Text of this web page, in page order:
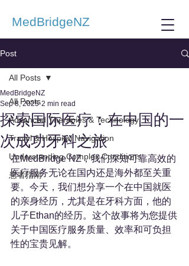
MedBridgeNZ
Post
All Posts
Advanced Therapies & Technology
Travel & Hospital Navigation
Understanding Complex Conditions
患者指南
All Posts
探索国际医疗：在中国的一
次成功牙科之旅
MedBridgeNZ
Sep 8, 2025 2 min read
在MedBridge NZ，我们深知可靠高效的
医疗服务无论在国内还是海外都至关重
要。今天，我们想分享一个在中国就医
的亲身经历，尤其是在牙科方面，他的
儿子Ethan的经历。这个故事将为您提供
关于中国医疗服务质量、效率和可负担
性的宝贵见解。